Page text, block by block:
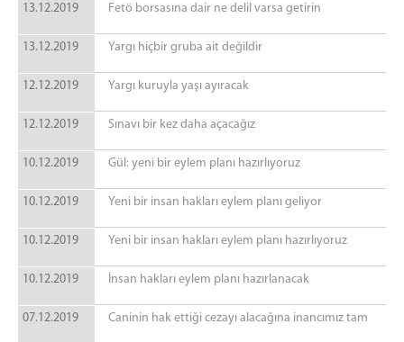
13.12.2019 Fetö borsasına dair ne delil varsa getirin
13.12.2019 Yargı hiçbir gruba ait değildir
12.12.2019 Yargı kuruyla yaşı ayıracak
12.12.2019 Sınavı bir kez daha açacağız
10.12.2019 Gül: yeni bir eylem planı hazırlıyoruz
10.12.2019 Yeni bir insan hakları eylem planı geliyor
10.12.2019 Yeni bir insan hakları eylem planı hazırlıyoruz
10.12.2019 İnsan hakları eylem planı hazırlanacak
07.12.2019 Caninin hak ettiği cezayı alacağına inancımız tam